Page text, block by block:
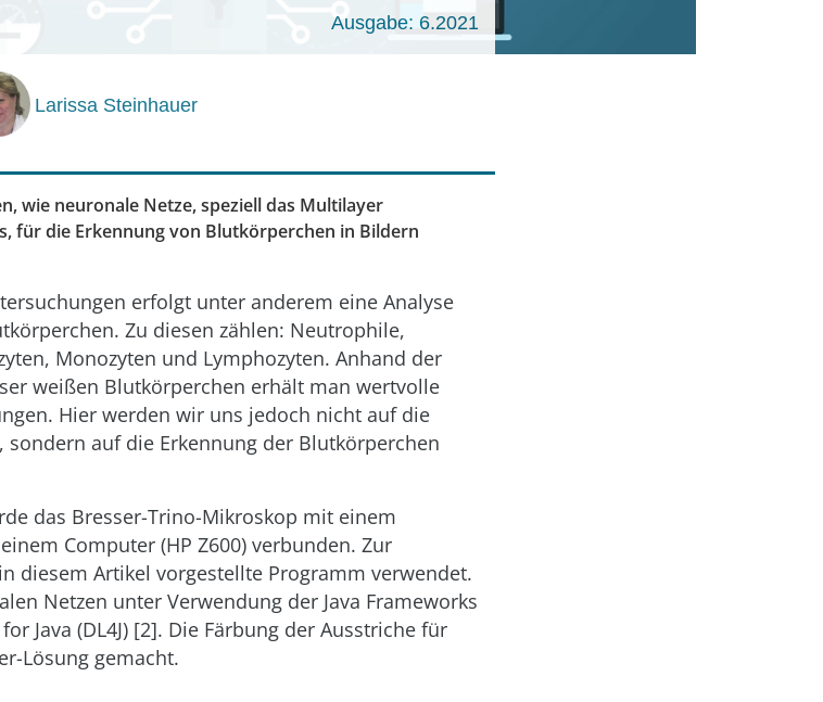
Ausgabe: 6.2021
Larissa Steinhauer
wie neuronale Netze, speziell das Multilayer
für die Erkennung von Blutkörperchen in Bildern
erfolgt unter anderem eine Analyse
Zu diesen zählen: Neutrophile,
Monozyten und Lymphozyten. Anhand der
weißen Blutkörperchen erhält man wertvolle
Hier werden wir uns jedoch nicht auf die
auf die Erkennung der Blutkörperchen
das Bresser-Trino-Mikroskop mit einem
Computer (HP Z600) verbunden. Zur
diesem Artikel vorgestellte Programm verwendet.
Netzen unter Verwendung der Java Frameworks
Java (DL4J) [2]. Die Färbung der Ausstriche für
Lösung gemacht.